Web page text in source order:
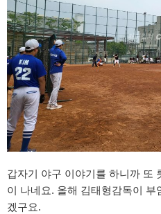
갑자기 야구 이야기를 하니까
이 나네요. 올해 김태형감독이
겠구요.